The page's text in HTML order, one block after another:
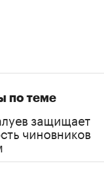
по теме
защищает
чиновников